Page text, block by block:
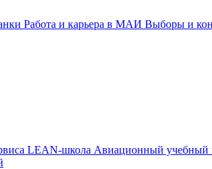
Работа и карьера в МАИ Выборы и
LEAN-школа Авиационный